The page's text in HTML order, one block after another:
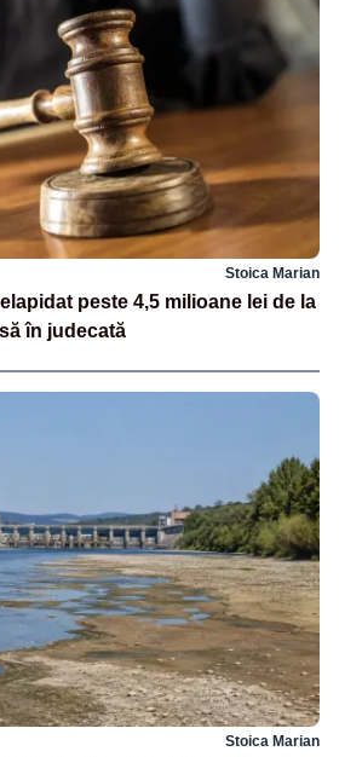
Stoica Marian
peste 4,5 milioane lei de la
în judecată
Stoica Marian